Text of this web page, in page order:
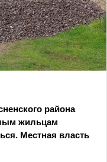
района
жильцам
Местная власть